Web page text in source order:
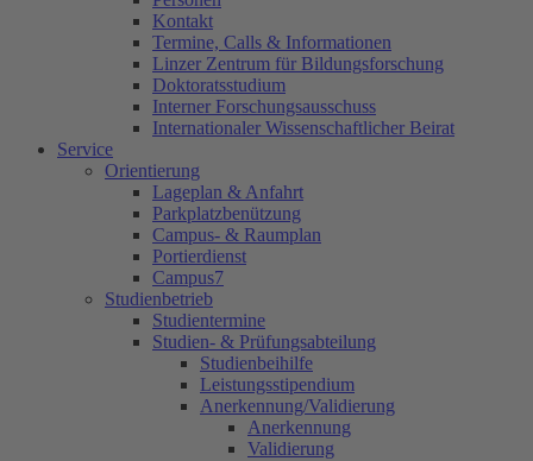
Kontakt
Termine, Calls & Informationen
Linzer Zentrum für Bildungsforschung
Doktoratsstudium
Interner Forschungsausschuss
Internationaler Wissenschaftlicher Beirat
Service
Orientierung
Lageplan & Anfahrt
Parkplatzbenützung
Campus- & Raumplan
Portierdienst
Campus7
Studienbetrieb
Studientermine
Studien- & Prüfungsabteilung
Studienbeihilfe
Leistungsstipendium
Anerkennung/Validierung
Anerkennung
Validierung